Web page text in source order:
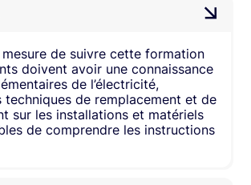
de suivre cette formation
doivent avoir une connaissance
de l’électricité,
techniques de remplacement et de
sur les installations et matériels
de comprendre les instructions